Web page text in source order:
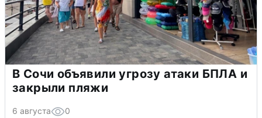
В Сочи объявили угрозу атаки БПЛА и
закрыли пляжи
6 августа 0